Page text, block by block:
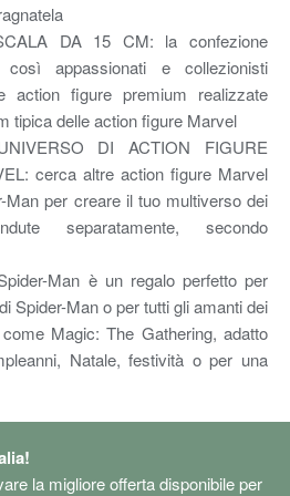
DA 15 CM: la confezione
appassionati e collezionisti
action figure premium realizzate
tipica delle action figure Marvel
DI ACTION FIGURE
cerca altre action figure Marvel
Man per creare il tuo multiverso dei
separatamente, secondo
Man è un regalo perfetto per
Spider-Man o per tutti gli amanti dei
Magic: The Gathering, adatto
Natale, festività o per una
la migliore offerta disponibile per